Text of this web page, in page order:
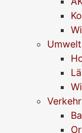
Verkehr